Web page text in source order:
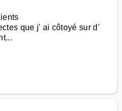
que j' ai côtoyé sur d'